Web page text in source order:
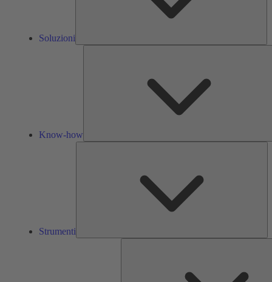
Soluzioni
Know-how
Strumenti